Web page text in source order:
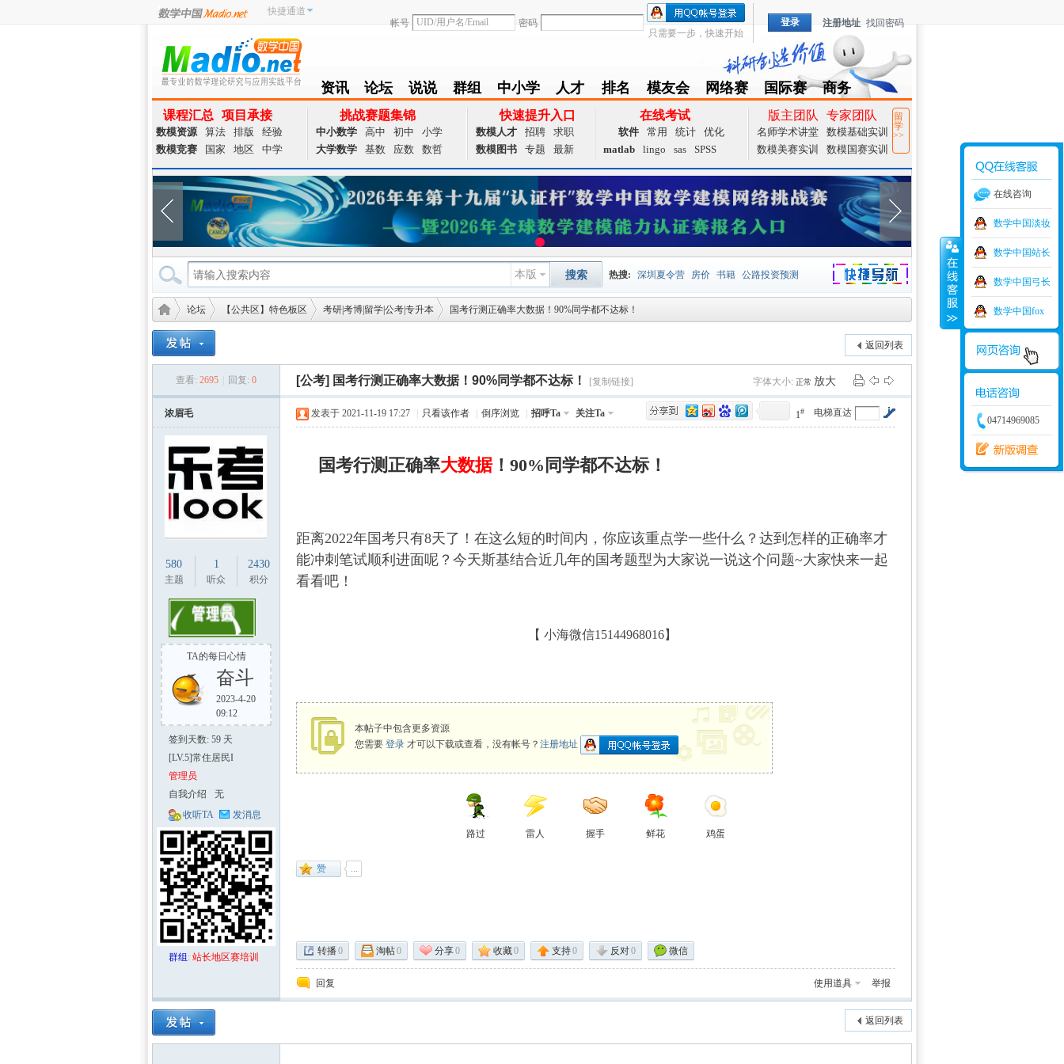
快捷通道
帐号
密码
只需要一步，快速开始
登录 注册地址 找回密码
资讯
NEWS
论坛
BBS
说说
Follow
群组
group
中小学
zxx
人才
achieve
排名
Ranklist
模友会
Club
网络赛
TZMCM
国际赛
CAMCM
商务
Special
课程汇总 项目承接
数模资源 算法 排版
经验
数模竞赛
国家 地区 中学
挑战赛题集锦
中小数学 高中 初中
小学
大学数学
基数 应数 数哲
快速提升入口
数模人才 招聘
求职
数模图书
专题 最新
在线考试
软件 常用 统计
优化
matlab
lingo sas SPSS
版主团队 专家团队
名师学术讲堂
数模基础实训
数模美赛实训
数模国赛实训
留
学
>>
捷导航
本版 搜索 热搜: 深圳夏令营 房价 书籍 公路投资预测
数据挖掘
Q值法 增加体力 比赛
成绩 挑战赛
社
区-
数学
论坛
›
【公共区】特色板区
›
考研|考博|留学|公考|专升本
›
国考行测正确率大数据！90%同学都不达标！
返回列表
查看: 2695 回复: 0 [公考] 国考行测正确率大数据！90%同学都不达标！ [复制链接] 字体大小: 正常 放大
浓眉毛
580
主题
1
听众
2430
积分
TA的每日心情
奋斗
2023-4-20
09:12
签到天数: 59 天
[LV.5]常住居民I
管理员
自我介绍
无
收听TA
发消息
群组 : 站长地区赛培训
电梯直达
1#
发表于 2021-11-19 17:27 只看该作者 倒序浏览 招呼Ta 关注Ta
国考行测正确率大数据！ 90%同学都不达标！
距离2022年国考只有8天了！在这么短的时间内，你应该重点学一些什么？达到怎样的正确率才
能冲刺笔试顺利进面呢？今天斯基结合近几年的国考题型为大家说一说这个问题~大家快来一起
看看吧！
【 小海微信15144968016】
本帖子中包含更多资源
您需要 登录 才可以下载或查看，没有帐号？ 注册地址
路过 雷人 握手 鲜花 鸡蛋
转播0 淘帖0 分享0 收藏0 支持0 反对0 微信
回复 使用道具 举报
返回列表
在线咨询
数学中国淡妆
数学中国站长
数学中国弓长
数学中国fox
04714969085